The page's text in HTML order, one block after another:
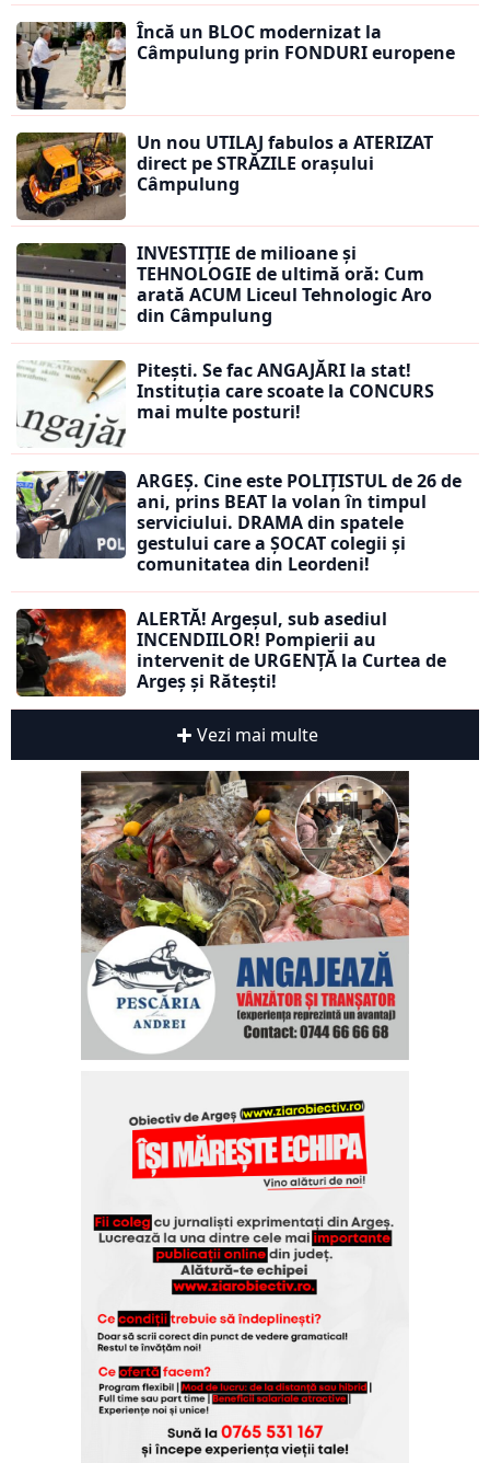
Încă un BLOC modernizat la
Câmpulung prin FONDURI europene
Un nou UTILAJ fabulos a ATERIZAT
direct pe STRĂZILE orașului
Câmpulung
INVESTIȚIE de milioane și
TEHNOLOGIE de ultimă oră: Cum
arată ACUM Liceul Tehnologic Aro
din Câmpulung
Pitești. Se fac ANGAJĂRI la stat!
Instituția care scoate la CONCURS
mai multe posturi!
ARGEȘ. Cine este POLIȚISTUL de 26 de
ani, prins BEAT la volan în timpul
serviciului. DRAMA din spatele
gestului care a ȘOCAT colegii și
comunitatea din Leordeni!
ALERTĂ! Argeșul, sub asediul
INCENDIILOR! Pompierii au
intervenit de URGENȚĂ la Curtea de
Argeș și Rătești!
Vezi mai multe